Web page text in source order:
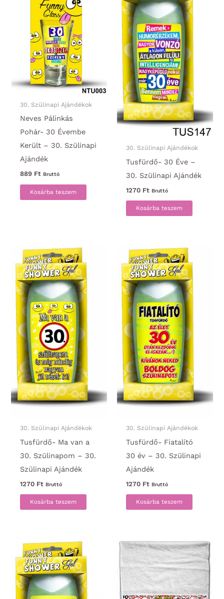
30. Szülinapi Ajándékok
Neves Pálinkás
Pohár- 30 Évembe
Került – 30. Szülinapi
Ajándék
889 Ft Bruttó
Kosárba teszem
30. Szülinapi Ajándékok
Tusfürdő- 30 Éve –
30. Szülinapi Ajándék
1270 Ft Bruttó
Kosárba teszem
30. Szülinapi Ajándékok
Tusfürdő- Ma van a
30. Szülinapom – 30.
Szülinapi Ajándék
1270 Ft Bruttó
Kosárba teszem
30. Szülinapi Ajándékok
Tusfürdő- Fiatalító
30 év – 30. Szülinapi
Ajándék
1270 Ft Bruttó
Kosárba teszem